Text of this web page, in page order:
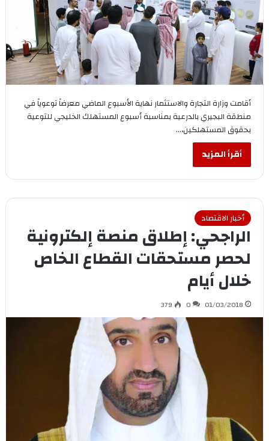
أقامت وزارة التجارة والاستثمار نهاية الأسبوع الماضي معرضاً توعوياً في
منطقة البجيري بالدرعية بمناسبة أسبوع المستهلك الخليجي للتوعية
بحقوق المستهلكين،…
أقرأ المزيد
أخبار الاقتصاد
الراجحي: إطلاق منصة إلكترونية
لحصر مستحقات القطاع الخاص
خلال أيام
01/03/2018
0
379